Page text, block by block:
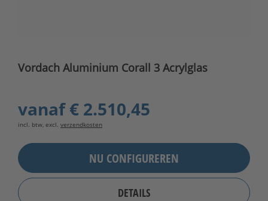
Vordach Aluminium Corall 3 Acrylglas
vanaf€ 2.510,45
incl. btw, excl. verzendkosten
NU CONFIGUREREN
DETAILS